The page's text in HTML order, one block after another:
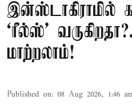
இன்ஸ்டாகிராமில்
‘ரீல்ஸ்’
மாற்றலாம்!
Published on: 08 Aug 2026, 1:46